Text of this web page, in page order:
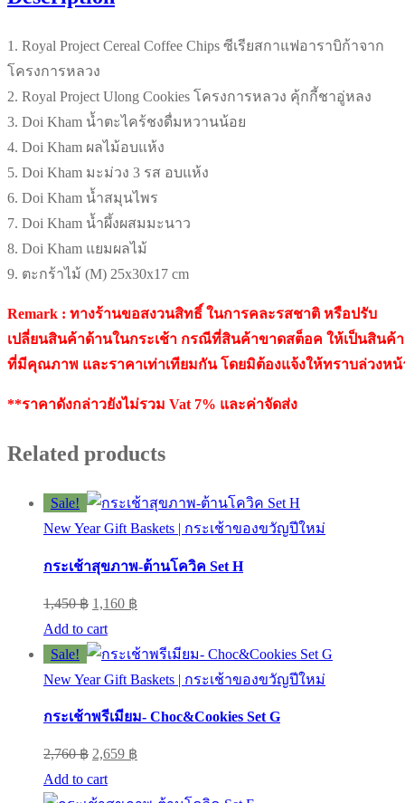
1. Royal Project Cereal Coffee Chips ซีเรียสกาแฟอาราบิก้าจาก
โครงการหลวง
2. Royal Project Ulong Cookies โครงการหลวง คุ้กกี้ชาอู่หลง
3. Doi Kham น้ำตะไคร้ชงดื่มหวานน้อย
4. Doi Kham ผลไม้อบแห้ง
5. Doi Kham มะม่วง 3 รส อบแห้ง
6. Doi Kham น้ำสมุนไพร
7. Doi Kham น้ำผึ้งผสมมะนาว
8. Doi Kham แยมผลไม้
9. ตะกร้าไม้ (M) 25x30x17 cm
Remark : ทางร้านขอสงวนสิทธิ์ ในการคละรสชาติ หรือปรับ
เปลี่ยนสินค้าด้านในกระเช้า กรณีที่สินค้าขาดสต็อค ให้เป็นสินค้า
ที่มีคุณภาพ และราคาเท่าเทียมกัน โดยมิต้องแจ้งให้ทราบล่วงหน้
**ราคาดังกล่าวยังไม่รวม Vat 7% และค่าจัดส่ง
Related products
Sale!
New Year Gift Baskets | กระเช้าของขวัญปีใหม่
กระเช้าสุขภาพ-ต้านโควิค Set H
1,450฿ Original
price
was:
1,450 ฿.
1,160 ฿
is:
1,160 ฿.
Add to cart
Sale!
New Year Gift Baskets | กระเช้าของขวัญปีใหม่
กระเช้าพรีเมียม- Choc&Cookies Set G
2,760฿ Original
price
2,659 ฿
Add to cart